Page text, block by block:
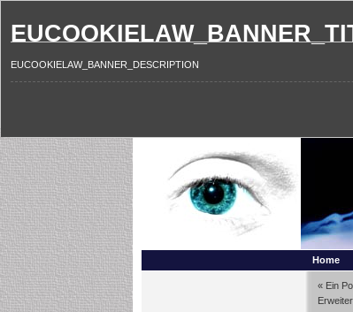
EUCOOKIELAW_BANNER_DESCRIPTION
Home
« Ein